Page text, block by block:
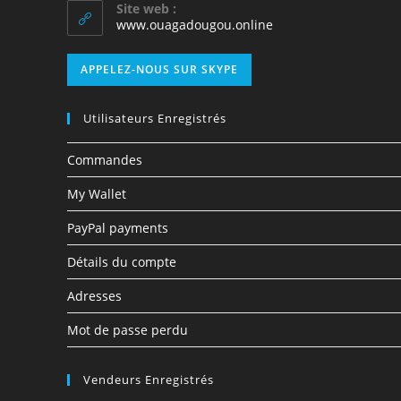
Site web :
www.ouagadougou.online
APPELEZ-NOUS SUR SKYPE
Utilisateurs Enregistrés
Commandes
My Wallet
PayPal payments
Détails du compte
Adresses
Mot de passe perdu
Vendeurs Enregistrés